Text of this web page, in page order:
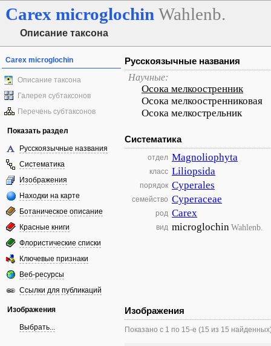
Carex microglochin Wahlenb.
Описание таксона
Carex microglochin
Описание таксона
Галерея субтаксонов
Перечень субтаксонов
Показать раздел
Русскоязычные названия
Систематика
Изображения
Находки на карте
Ботаническое описание
Красные книги
Флористические списки
Ключевые признаки
Веб-ресурсы
Ссылки для публикаций
Изображения
Выбрать...
Русскоязычные названия
Научные:
Осока мелкоостренник
Осока мелкоостренниковая
Осока мелкострельник
Систематика
отдел Magnoliophyta
класс Liliopsida
порядок Cyperales
семейство Cyperaceae
род Carex
вид microglochinWahlenb.
Изображения
Показано с 1 по 15-е (15 из 15